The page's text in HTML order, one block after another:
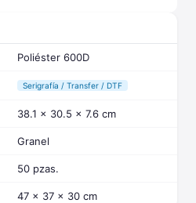
Poliéster 600D
Serigrafía / Transfer / DTF
38.1 x 30.5 x 7.6 cm
Granel
50 pzas.
47 x 37 x 30 cm